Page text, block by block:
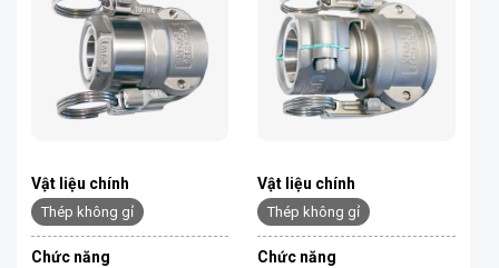
Vật liệu chính
Thép không gỉ
Chức năng
Vật liệu chính
Thép không gỉ
Chức năng